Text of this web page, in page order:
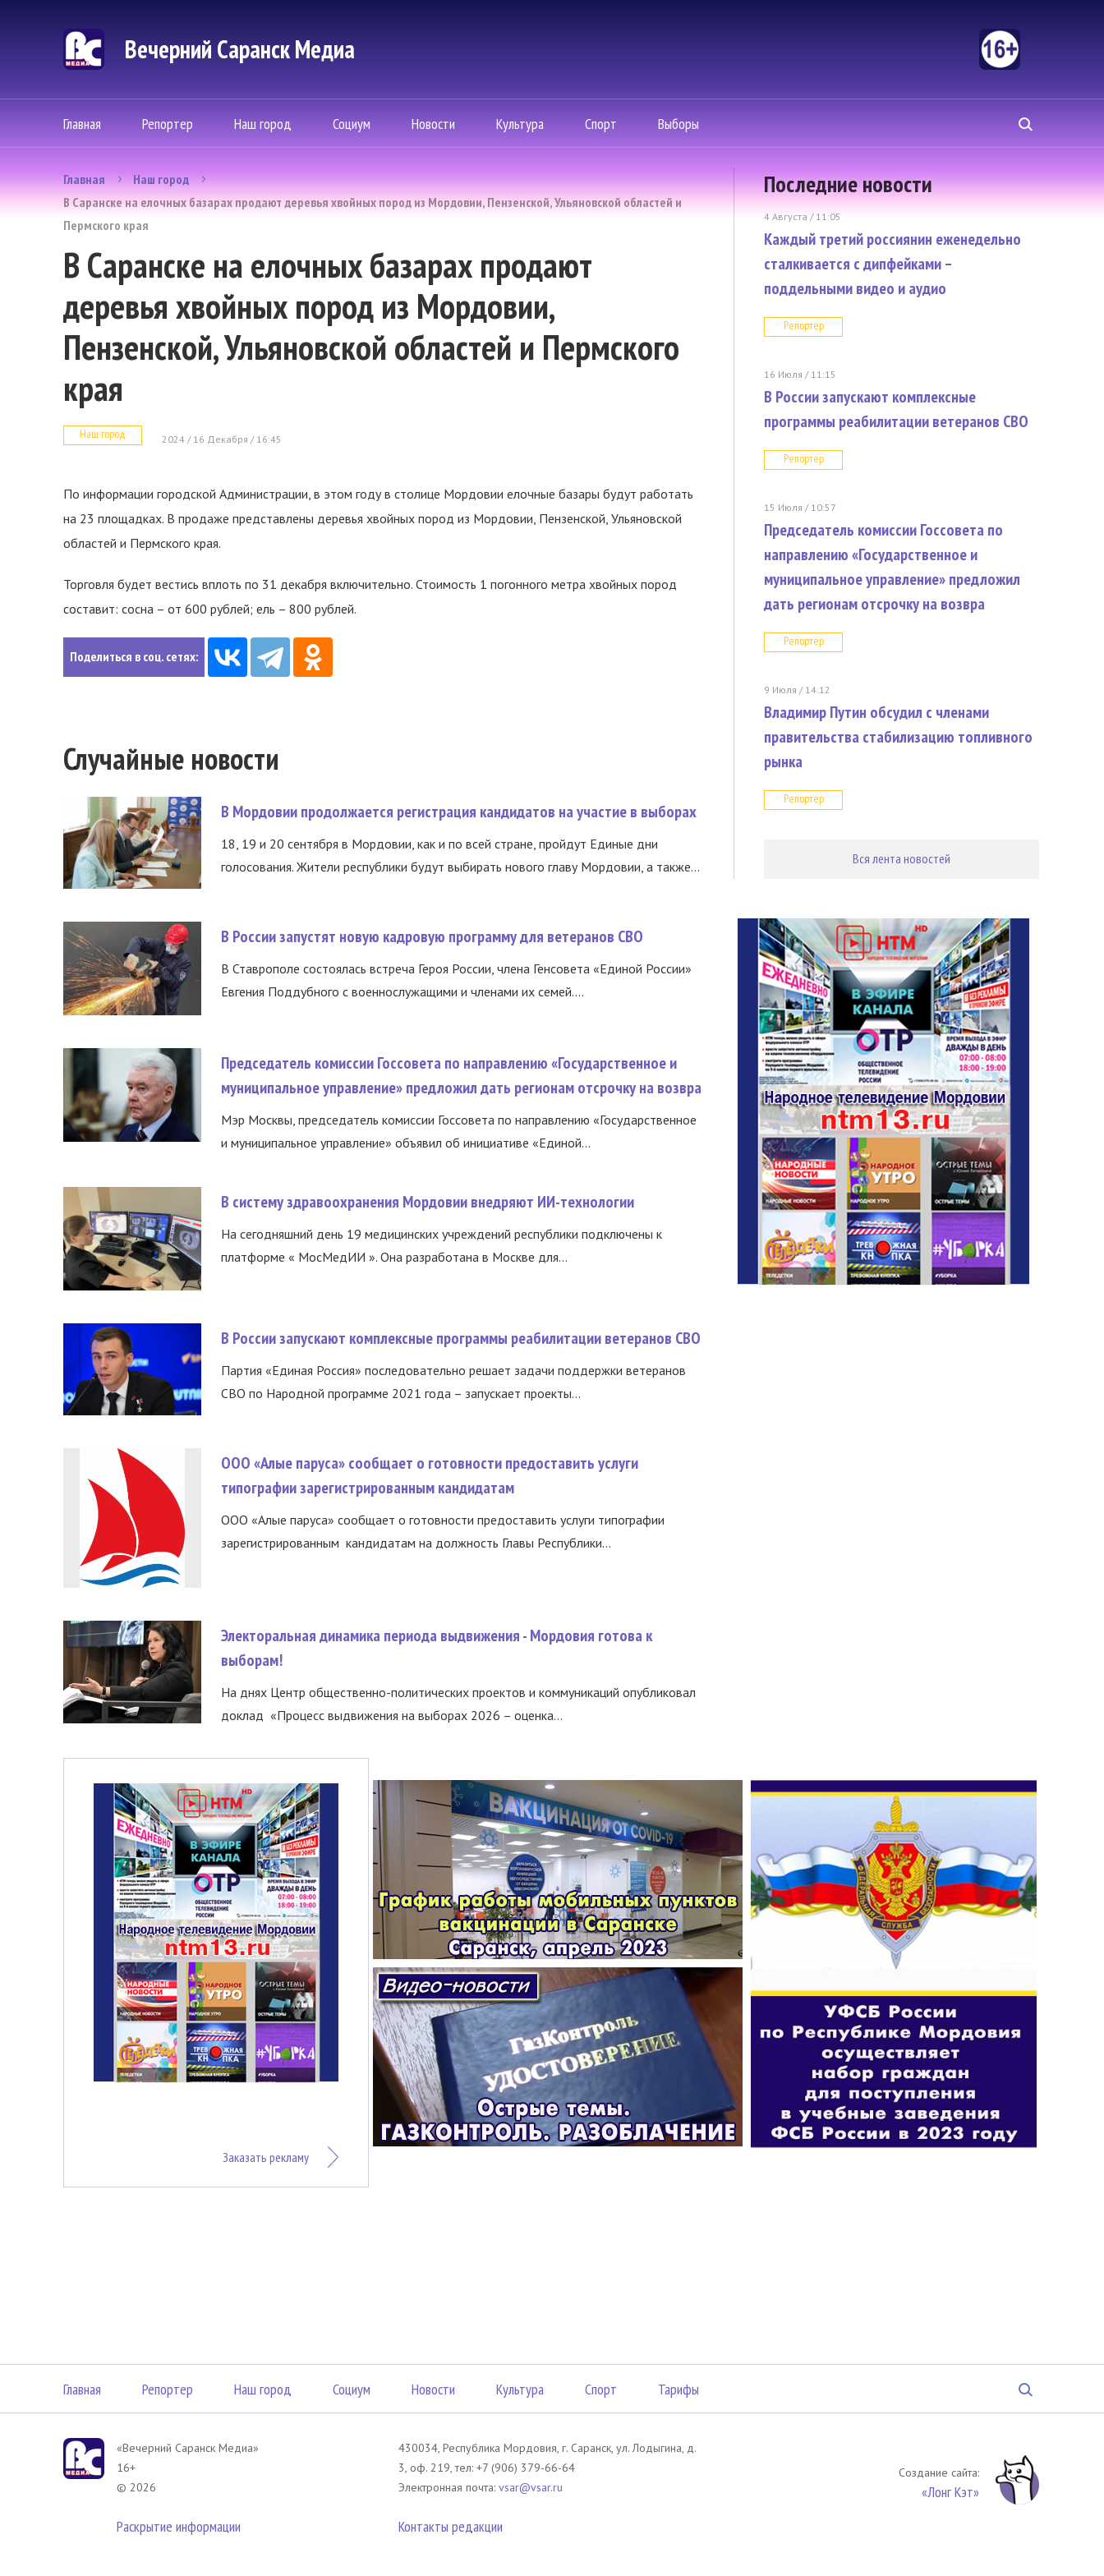
Вечерний Саранск Mедиа
Главная Репортер Наш город Социум Новости Культура Спорт Выборы
Главная
Наш город
В Саранске на елочных базарах продают деревья хвойных пород из Мордовии, Пензенской, Ульяновской областей и
Пермского края
В Саранске на елочных базарах продают
деревья хвойных пород из Мордовии,
Пензенской, Ульяновской областей и Пермского
края
Наш город 2024 / 16 Декабря / 16:45
По информации городской Администрации, в этом году в столице Мордовии елочные базары будут работать
на 23 площадках. В продаже представлены деревья хвойных пород из Мордовии, Пензенской, Ульяновской
областей и Пермского края.
Торговля будет вестись вплоть по 31 декабря включительно. Стоимость 1 погонного метра хвойных пород
составит: сосна – от 600 рублей; ель – 800 рублей.
Поделиться в соц. сетях:
Случайные новости
В Мордовии продолжается регистрация кандидатов на участие в выборах
18, 19 и 20 сентября в Мордовии, как и по всей стране, пройдут Единые дни
голосования. Жители республики будут выбирать нового главу Мордовии, а также...
В России запустят новую кадровую программу для ветеранов СВО
В Ставрополе состоялась встреча Героя России, члена Генсовета «Единой России»
Евгения Поддубного с военнослужащими и членами их семей....
Председатель комиссии Госсовета по направлению «Государственное и
муниципальное управление» предложил дать регионам отсрочку на возвра
Мэр Москвы, председатель комиссии Госсовета по направлению «Государственное
и муниципальное управление» объявил об инициативе «Единой...
В систему здравоохранения Мордовии внедряют ИИ-технологии
На сегодняшний день 19 медицинских учреждений республики подключены к
платформе « МосМедИИ ». Она разработана в Москве для...
В России запускают комплексные программы реабилитации ветеранов СВО
Партия «Единая Россия» последовательно решает задачи поддержки ветеранов
СВО по Народной программе 2021 года – запускает проекты...
ООО «Алые паруса» сообщает о готовности предоставить услуги
типографии зарегистрированным кандидатам
ООО «Алые паруса» сообщает о готовности предоставить услуги типографии
зарегистрированным кандидатам на должность Главы Республики...
Электоральная динамика периода выдвижения - Мордовия готова к
выборам!
На днях Центр общественно-политических проектов и коммуникаций опубликовал
доклад «Процесс выдвижения на выборах 2026 – оценка...
Последние новости
4 Августа / 11:05
Каждый третий россиянин еженедельно
сталкивается с дипфейками –
поддельными видео и аудио
Репортер
16 Июля / 11:15
В России запускают комплексные
программы реабилитации ветеранов СВО
Репортер
15 Июля / 10:57
Председатель комиссии Госсовета по
направлению «Государственное и
муниципальное управление» предложил
дать регионам отсрочку на возвра
Репортер
9 Июля / 14:12
Владимир Путин обсудил с членами
правительства стабилизацию топливного
рынка
Репортер
Вся лента новостей
Заказать рекламу
Главная Репортер Наш город Социум Новости Культура Спорт Тарифы
«Вечерний Саранск Mедиа»
16+
© 2026
Раскрытие информации
430034, Республика Мордовия, г. Саранск, ул. Лодыгина, д.
3, оф. 219, тел: +7 (906) 379-66-64
Электронная почта: vsar@vsar.ru
Контакты редакции
Создание сайта:
«Лонг Кэт»